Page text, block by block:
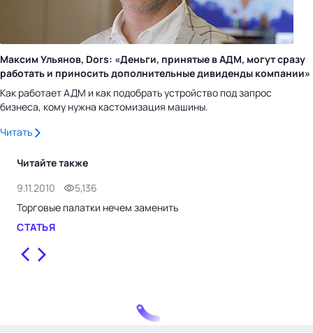
Максим Ульянов, Dors: «Деньги, принятые в АДМ, могут сразу
работать и приносить дополнительные дивиденды компании»
Как работает АДМ и как подобрать устройство под запрос
бизнеса, кому нужна кастомизация машины.
Читать
Читайте также
9.11.2010
5,136
Торговые палатки нечем заменить
СТАТЬЯ